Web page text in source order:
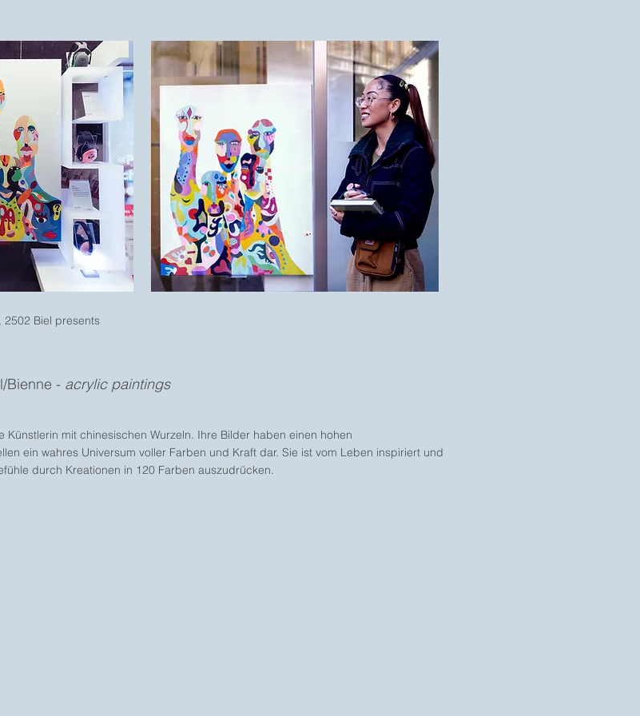
2502 Biel presents
Bienne - acrylic paintings
Künstlerin mit chinesischen Wurzeln. Ihre Bilder haben einen hohen
ein wahres Universum voller Farben und Kraft dar. Sie ist vom Leben inspiriert und
durch Kreationen in 120 Farben auszudrücken.